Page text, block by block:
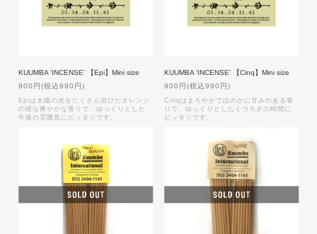
KUUMBA 'INCENSE' 【Epi】Mini size
900円(税込990円)
Epiは太陽の光をたくさん浴びたオレンジ
の様な爽やかな香りで、ゆっくりとした
午後の雰囲気にピッタリです。
KUUMBA 'INCENSE' 【Cinq】Mini size
900円(税込990円)
Cinqはまろやかでほのかに甘みのある香
りで、ゆっくりとしたくつろぎの時間に
ピッタリです。